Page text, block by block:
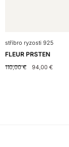
stříbro ryzosti 925
FLEUR PRSTEN
110,00€ 94,00 €